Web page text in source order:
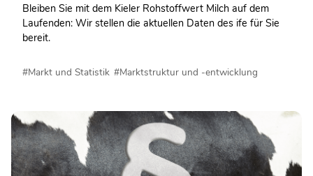
Bleiben Sie mit dem Kieler Rohstoffwert Milch auf dem
Laufenden: Wir stellen die aktuellen Daten des ife für Sie
bereit.
#Markt und Statistik #Marktstruktur und -entwicklung